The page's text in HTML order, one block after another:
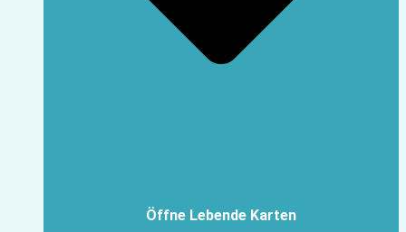
Öffne Lebende Karten